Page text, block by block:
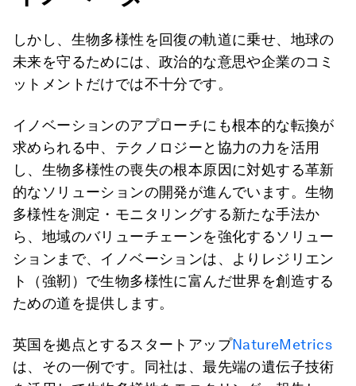
しかし、生物多様性を回復の軌道に乗せ、地球の
未来を守るためには、政治的な意思や企業のコミ
ットメントだけでは不十分です。
イノベーションのアプローチにも根本的な転換が
求められる中、テクノロジーと協力の力を活用
し、生物多様性の喪失の根本原因に対処する革新
的なソリューションの開発が進んでいます。生物
多様性を測定・モニタリングする新たな手法か
ら、地域のバリューチェーンを強化するソリュー
ションまで、イノベーションは、よりレジリエン
ト（強靭）で生物多様性に富んだ世界を創造する
ための道を提供します。
英国を拠点とするスタートアップNatureMetrics
は、その一例です。同社は、最先端の遺伝子技術